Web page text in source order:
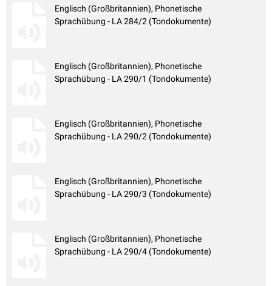
Englisch (Großbritannien), Phonetische
Sprachübung - LA 284/2 (Tondokumente)
Englisch (Großbritannien), Phonetische
Sprachübung - LA 290/1 (Tondokumente)
Englisch (Großbritannien), Phonetische
Sprachübung - LA 290/2 (Tondokumente)
Englisch (Großbritannien), Phonetische
Sprachübung - LA 290/3 (Tondokumente)
Englisch (Großbritannien), Phonetische
Sprachübung - LA 290/4 (Tondokumente)